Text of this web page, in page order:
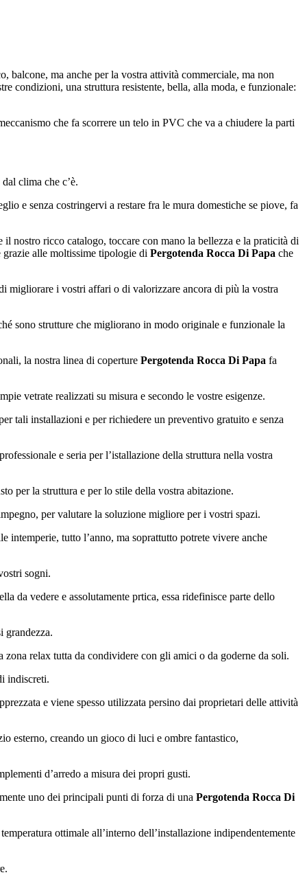
balcone, ma anche per la vostra attività commerciale, ma non
condizioni, una struttura resistente, bella, alla moda, e funzionale:
che fa scorrere un telo in PVC che va a chiudere la parti
clima che c’è.
e senza costringervi a restare fra le mura domestiche se piove, fa
nostro ricco catalogo, toccare con mano la bellezza e la praticità di
grazie alle moltissime tipologie di Pergotenda Rocca Di Papa che
migliorare i vostri affari o di valorizzare ancora di più la vostra
sono strutture che migliorano in modo originale e funzionale la
la nostra linea di coperture Pergotenda Rocca Di Papa fa
vetrate realizzati su misura e secondo le vostre esigenze.
tali installazioni e per richiedere un preventivo gratuito e senza
e seria per l’istallazione della struttura nella vostra
per la struttura e per lo stile della vostra abitazione.
per valutare la soluzione migliore per i vostri spazi.
tutto l’anno, ma soprattutto potrete vivere anche
sogni.
da vedere e assolutamente prtica, essa ridefinisce parte dello
grandezza.
relax tutta da condividere con gli amici o da goderne da soli.
indiscreti.
e viene spesso utilizzata persino dai proprietari delle attività
esterno, creando un gioco di luci e ombre fantastico,
d’arredo a misura dei propri gusti.
uno dei principali punti di forza di una Pergotenda Rocca Di
ottimale all’interno dell’installazione indipendentemente